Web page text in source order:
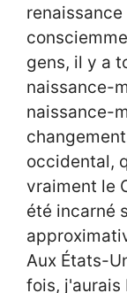
gens, il y a
naissance-
naissance-
occidental,
vraiment le
été incarné
Aux États-
fois, j'aurais